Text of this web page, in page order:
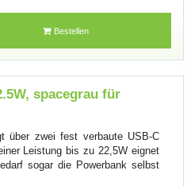
Bestellen
spacegrau für
über zwei fest verbaute USB-C
Leistung bis zu 22,5W eignet
sogar die Powerbank selbst